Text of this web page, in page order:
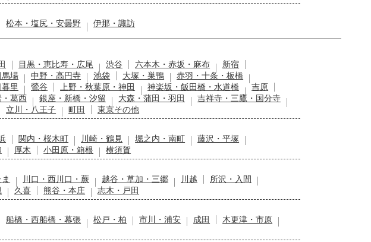
松本・塩尻・安曇野 伊那・諏訪
目黒・恵比寿・広尾 渋谷 六本木・赤坂・麻布
新宿
馬場
中野・高円寺 池袋 大塚・巣鴨
赤羽・十条・板橋
里
鶯谷 上野・秋葉原・神田 神楽坂・飯田橋・水道橋
吉原
葛西
銀座・新橋・汐留 大森・蒲田・羽田
吉祥寺・三鷹・国分寺
立川・八王子 町田
東京その他
関内・桜木町 川崎・鶴見 堀之内・南町
藤沢・平塚
厚木 小田原・箱根
横須賀
川口・西川口・蕨 越谷・草加・三郷 川越
所沢・入間
久喜 熊谷・本庄
志木・戸田
船橋・西船橋・幕張 松戸・柏 市川・浦安 成田
木更津・市原